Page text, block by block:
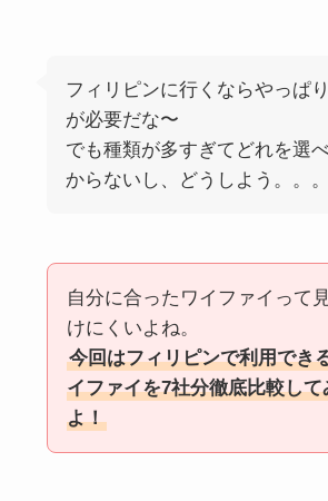
フィリピンに行くならやっぱ
が必要だな〜
でも種類が多すぎてどれを選
からないし、どうしよう。。。
自分に合ったワイファイって
けにくいよね。
今回はフィリピンで利用でき
イファイを7社分徹底比較して
よ！